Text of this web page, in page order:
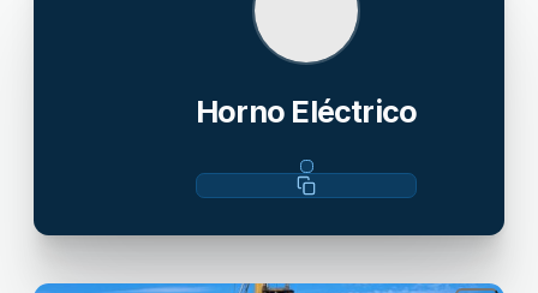
Horno Eléctrico